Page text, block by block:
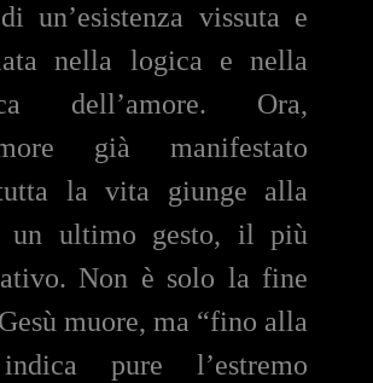
un’esistenza vissuta e
nella logica e nella
dell’amore. Ora,
già manifestato
la vita giunge alla
ultimo gesto, il più
Non è solo la fine
muore, ma “fino alla
pure l’estremo